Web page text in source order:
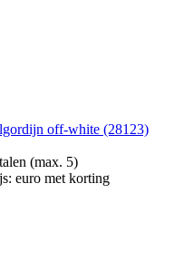
off-white (28123)
(max. 5)
euro met korting